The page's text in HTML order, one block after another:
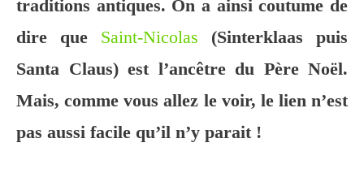
traditions antiques. On a ainsi coutume de
dire que Saint-Nicolas (Sinterklaas puis
Santa Claus) est l’ancêtre du Père Noël.
Mais, comme vous allez le voir, le lien n’est
pas aussi facile qu’il n’y parait !